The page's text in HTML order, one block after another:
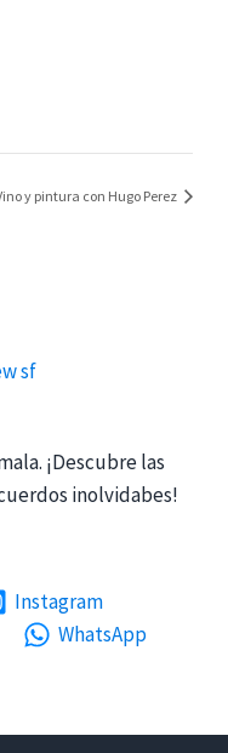
y pintura con Hugo Perez
¡Descubre las
inolvidabes!
Instagram
WhatsApp